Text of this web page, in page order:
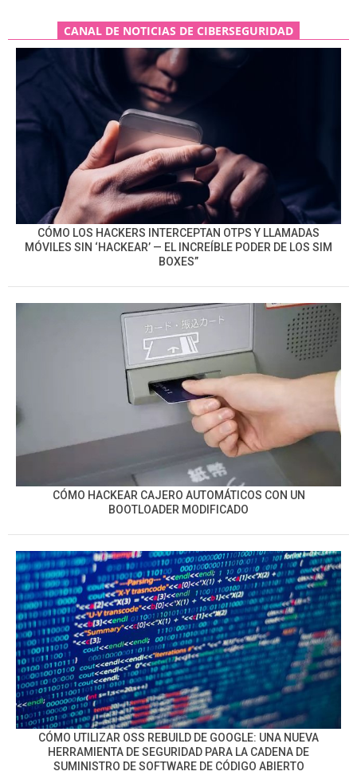
CANAL DE NOTICIAS DE CIBERSEGURIDAD
CÓMO LOS HACKERS INTERCEPTAN OTPS Y LLAMADAS
MÓVILES SIN ‘HACKEAR’ — EL INCREÍBLE PODER DE LOS SIM
BOXES”
CÓMO HACKEAR CAJERO AUTOMÁTICOS CON UN
BOOTLOADER MODIFICADO
CÓMO UTILIZAR OSS REBUILD DE GOOGLE: UNA NUEVA
HERRAMIENTA DE SEGURIDAD PARA LA CADENA DE
SUMINISTRO DE SOFTWARE DE CÓDIGO ABIERTO